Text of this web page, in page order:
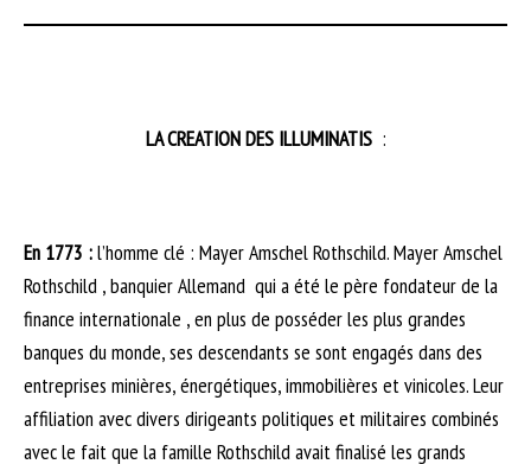
LA CREATION DES ILLUMINATIS :
En 1773 :l’homme clé : Mayer Amschel Rothschild. Mayer Amschel
Rothschild , banquier Allemand qui a été le père fondateur de la
finance internationale , en plus de posséder les plus grandes
banques du monde, ses descendants se sont engagés dans des
entreprises minières, énergétiques, immobilières et vinicoles. Leur
affiliation avec divers dirigeants politiques et militaires combinés
avec le fait que la famille Rothschild avait finalisé les grands